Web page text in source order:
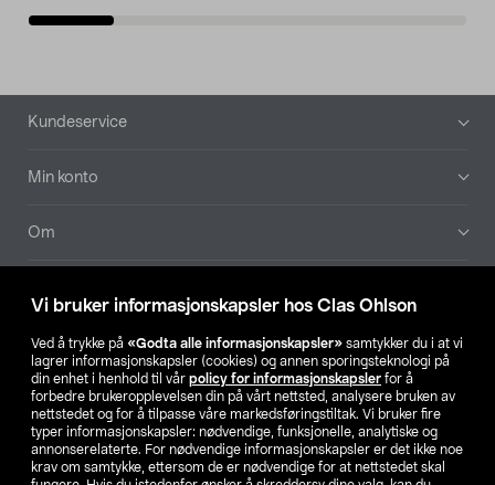
Vi bruker informasjonskapsler hos Clas Ohlson
Ved å trykke på «Godta alle informasjonskapsler» samtykker du i at vi
lagrer informasjonskapsler (cookies) og annen sporingsteknologi på
din enhet i henhold til vår policy for informasjonskapsler for å
forbedre brukeropplevelsen din på vårt nettsted, analysere bruken av
nettstedet og for å tilpasse våre markedsføringstiltak. Vi bruker fire
typer informasjonskapsler: nødvendige, funksjonelle, analytiske og
annonserelaterte. For nødvendige informasjonskapsler er det ikke noe
krav om samtykke, ettersom de er nødvendige for at nettstedet skal
Bunntekst
Kundeservice
Min konto
Om
Våre selskaper
Finn din butikk
SE NO FI